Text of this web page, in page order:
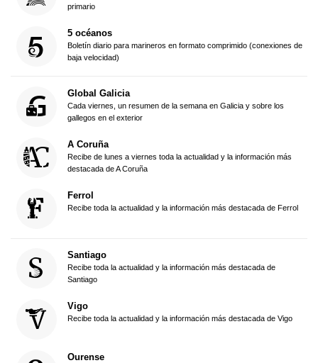
primario
5 océanos
Boletín diario para marineros en formato comprimido (conexiones de
baja velocidad)
Global Galicia
Cada viernes, un resumen de la semana en Galicia y sobre los
gallegos en el exterior
A Coruña
Recibe de lunes a viernes toda la actualidad y la información más
destacada de A Coruña
Ferrol
Recibe toda la actualidad y la información más destacada de Ferrol
Santiago
Recibe toda la actualidad y la información más destacada de
Santiago
Vigo
Recibe toda la actualidad y la información más destacada de Vigo
Ourense